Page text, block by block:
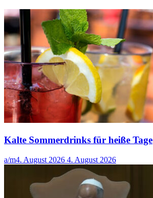
Kalte Sommerdrinks für heiße Tage
a/m4. August 2026 4. August 2026